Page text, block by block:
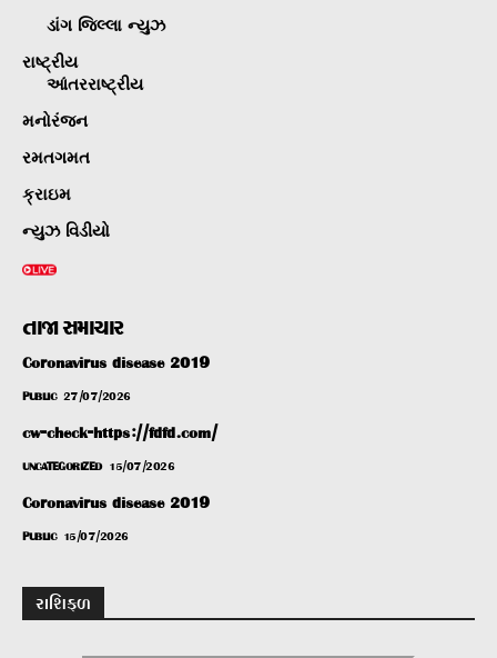
ડાંગ જિલ્લા ન્યુઝ
રાષ્ટ્રીય
આંતરરાષ્ટ્રીય
મનોરંજન
રમતગમત
ક્રાઇમ
ન્યુઝ વિડીયો
તાજા સમાચાર
Coronavirus disease 2019
PUBLIC 27/07/2026
cw-check-https://fdfd.com/
UNCATEGORIZED 15/07/2026
Coronavirus disease 2019
PUBLIC 15/07/2026
રાશિફળ